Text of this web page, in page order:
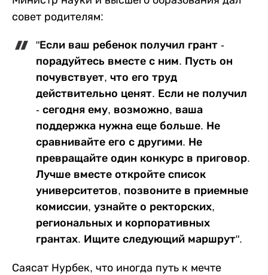
совет родителям:
"Если ваш ребенок получил грант -
порадуйтесь вместе с ним. Пусть он
почувствует, что его труд
действительно ценят. Если не получил
- сегодня ему, возможно, ваша
поддержка нужна еще больше. Не
сравнивайте его с другими. Не
превращайте один конкурс в приговор.
Лучше вместе откройте список
университетов, позвоните в приемные
комиссии, узнайте о ректорских,
региональных и корпоративных
грантах. Ищите следующий маршрут".
Саясат Нурбек, что иногда путь к мечте